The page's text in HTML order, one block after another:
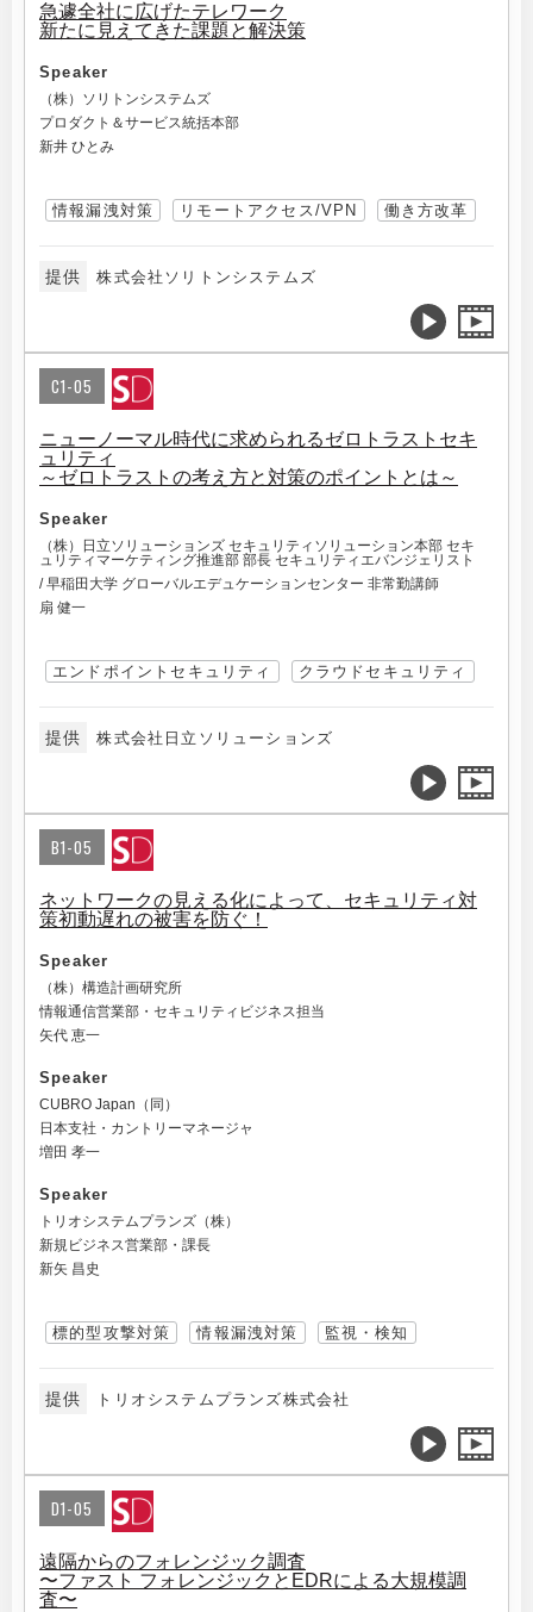
急遽全社に広げたテレワーク
新たに見えてきた課題と解決策
Speaker
（株）ソリトンシステムズ
プロダクト＆サービス統括本部
新井 ひとみ
情報漏洩対策 リモートアクセス/VPN 働き方改革
提供 株式会社ソリトンシステムズ
C1-05
ニューノーマル時代に求められるゼロトラストセキ
ュリティ
～ゼロトラストの考え方と対策のポイントとは～
Speaker
（株）日立ソリューションズ セキュリティソリューション本部 セキ
ュリティマーケティング推進部 部長 セキュリティエバンジェリスト
/ 早稲田大学 グローバルエデュケーションセンター 非常勤講師
扇 健一
エンドポイントセキュリティ クラウドセキュリティ
提供 株式会社日立ソリューションズ
B1-05
ネットワークの見える化によって、セキュリティ対
策初動遅れの被害を防ぐ！
Speaker
（株）構造計画研究所
情報通信営業部・セキュリティビジネス担当
矢代 恵一
Speaker
CUBRO Japan（同）
日本支社・カントリーマネージャ
増田 孝一
Speaker
トリオシステムプランズ（株）
新規ビジネス営業部・課長
新矢 昌史
標的型攻撃対策 情報漏洩対策 監視・検知
提供 トリオシステムプランズ株式会社
D1-05
遠隔からのフォレンジック調査
〜ファスト フォレンジックとEDRによる大規模調
査〜